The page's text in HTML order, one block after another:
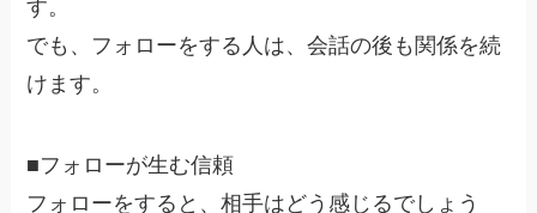
す。
でも、フォローをする人は、会話の後も関係を続
けます。
■フォローが生む信頼
フォローをすると、相手はどう感じるでしょう